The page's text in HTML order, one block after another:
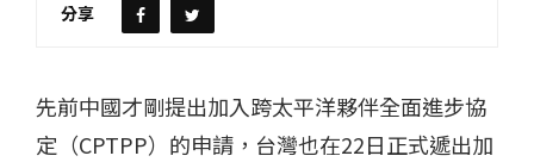
分享
先前中國才剛提出加入跨太平洋夥伴全面進步協
定（CPTPP）的申請，台灣也在22日正式遞出加